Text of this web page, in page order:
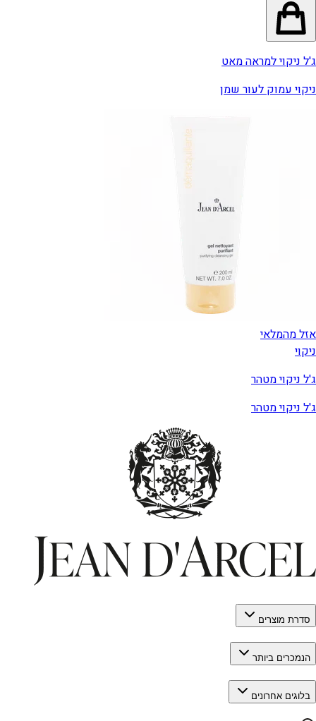
ג'ל ניקוי למראה מאט
ניקוי עמוק לעור שמן
אזל מהמלאי
ניקוי
ג'ל ניקוי מטהר
ג'ל ניקוי מטהר
סדרת מוצרים
הנמכרים ביותר
בלוגים אחרונים